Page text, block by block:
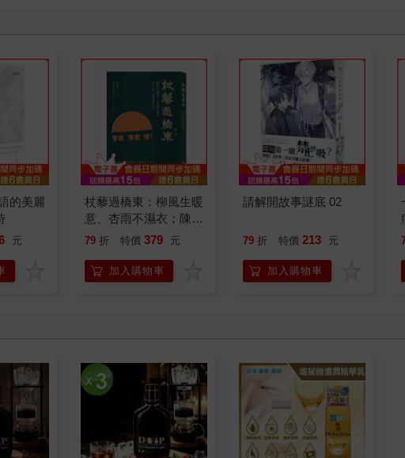
的美麗
元
杖藜過橋東：柳風生暖
意、杏雨不濕衣；陳亮
恭談以心轉境的適齡漫
79 折 特價 379 元
加入購物車
請解開故事謎底 02
79 折 特價 213 元
加入購物車